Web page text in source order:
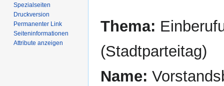
Thema:
(Stadtparteitag)
Name:
Spezialseiten
Druckversion
Permanenter Link
Seiten­­informationen
Attribute anzeigen